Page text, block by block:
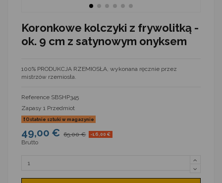
Koronkowe kolczyki z frywolitką -
ok. 9 cm z satynowym onyksem
100% PRODUKCJA RZEMIOSŁA, wykonana ręcznie przez
mistrzów rzemiosła.
Reference SBSHP345
Zapasy 1 Przedmiot
Ostatnie sztuki w magazynie
49,00 € 65,00 € -16,00 €
Brutto